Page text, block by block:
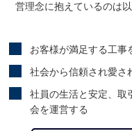
営理念に抱えているのは以
お客様が満足する工事
社会から信頼され愛さ
社員の生活と安定、取
会を運営する